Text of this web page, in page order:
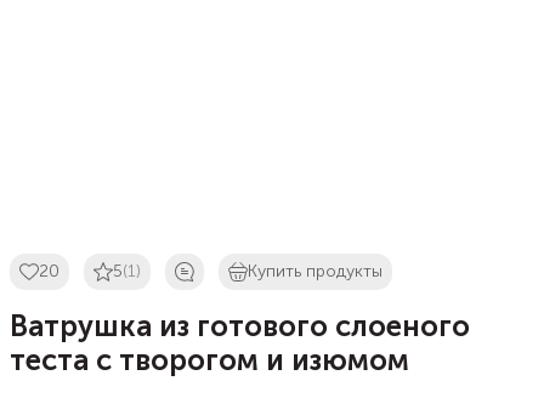
20 5(1) Купить продукты
Ватрушка из готового слоеного
теста с творогом и изюмом